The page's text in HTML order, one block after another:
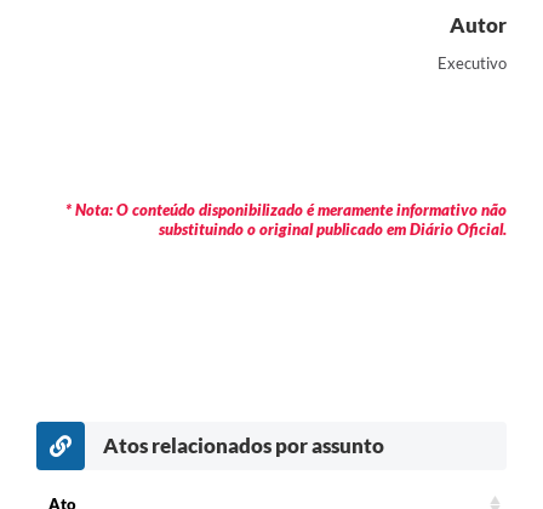
Autor
Executivo
* Nota: O conteúdo disponibilizado é meramente informativo não
substituindo o original publicado em Diário Oficial.
Atos relacionados por assunto
Ato